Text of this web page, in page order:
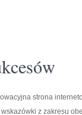
strona
z zakresu